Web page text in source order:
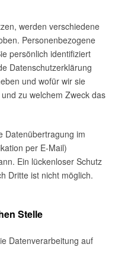
werden verschiedene
Personenbezogene
persönlich identifiziert
Datenschutzerklärung
und wofür wir sie
zu welchem Zweck das
Datenübertragung im
per E-Mail)
Ein lückenloser Schutz
Dritte ist nicht möglich.
Stelle
Datenverarbeitung auf